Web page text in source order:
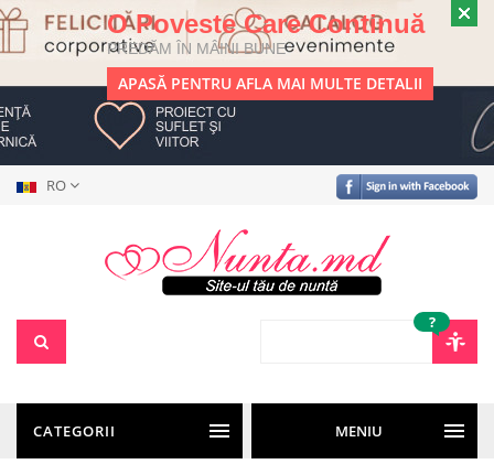
O Poveste Care Continuă
PREDĂM ÎN MÂINI BUNE
APASĂ PENTRU AFLA MAI MULTE DETALII
RO
?
CATEGORII MENIU